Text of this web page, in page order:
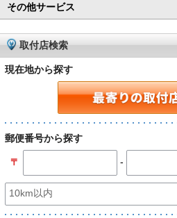
その他サービス
取付店検索
現在地から探す
郵便番号から探す
〒 -